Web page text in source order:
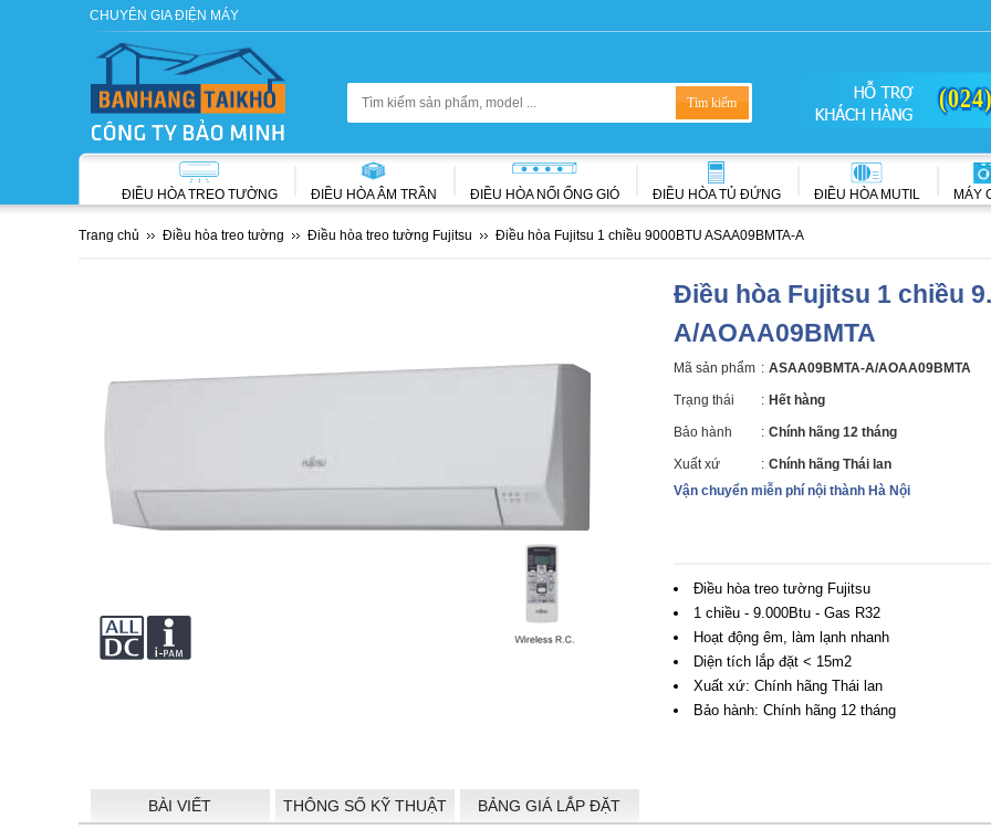
CHUYÊN GIA ĐIỆN MÁY
ĐIỀU HÒA TREO TƯỜNG ĐIỀU HÒA ÂM TRẦN ĐIỀU HÒA NỐI ỐNG GIÓ ĐIỀU HÒA TỦ ĐỨNG ĐIỀU HÒA MUTIL MÁY
Trang chủ Điều hòa treo tường Điều hòa treo tường Fujitsu Điều hòa Fujitsu 1 chiều 9000BTU ASAA09BMTA-A
Điều hòa Fujitsu 1 chiều
A/AOAA09BMTA
Mã sản phẩm : ASAA09BMTA-A/AOAA09BMTA
Trạng thái : Hết hàng
Bảo hành : Chính hãng 12 tháng
Xuất xứ : Chính hãng Thái lan
Vận chuyển miễn phí nội thành Hà Nội
Điều hòa treo tường Fujitsu
1 chiều - 9.000Btu - Gas R32
Hoạt động êm, làm lạnh nhanh
Diện tích lắp đặt < 15m2
Xuất xứ: Chính hãng Thái lan
Bảo hành: Chính hãng 12 tháng
BÀI VIẾT THÔNG SỐ KỸ THUẬT BẢNG GIÁ LẮP ĐẶT